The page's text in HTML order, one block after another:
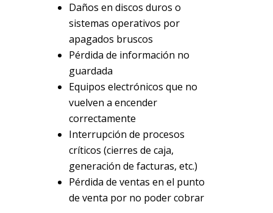
Daños en discos duros o
sistemas operativos por
apagados bruscos
Pérdida de información no
guardada
Equipos electrónicos que no
vuelven a encender
correctamente
Interrupción de procesos
críticos (cierres de caja,
generación de facturas, etc.)
Pérdida de ventas en el punto
de venta por no poder cobrar